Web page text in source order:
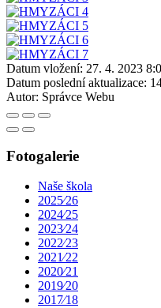
Datum vložení: 27. 4. 2023
Datum poslední aktualizace:
Autor: Správce Webu
Fotogalerie
Naše škola
2025⁄26
2024⁄25
2023⁄24
2022⁄23
2021⁄22
2020⁄21
2019⁄20
2017⁄18